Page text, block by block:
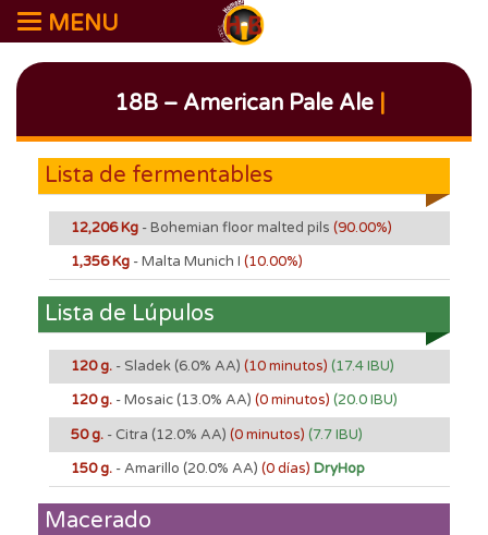
MENU
18B – American Pale Ale|
Lista de fermentables
12,206 Kg - Bohemian floor malted pils (90.00%)
1,356 Kg - Malta Munich I (10.00%)
Lista de Lúpulos
120 g. - Sladek (6.0% AA) (10 minutos) (17.4 IBU)
120 g. - Mosaic(13.0% AA) (0 minutos) (20.0 IBU)
50 g. - Citra (12.0% AA) (0 minutos) (7.7 IBU)
150 g. - Amarillo (20.0% AA) (0 días) DryHop
Macerado